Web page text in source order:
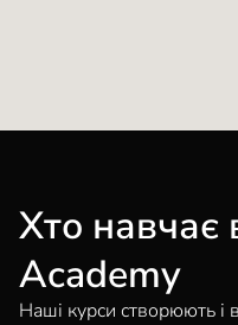
Хто навчає
Academy
Наші курси створюють і